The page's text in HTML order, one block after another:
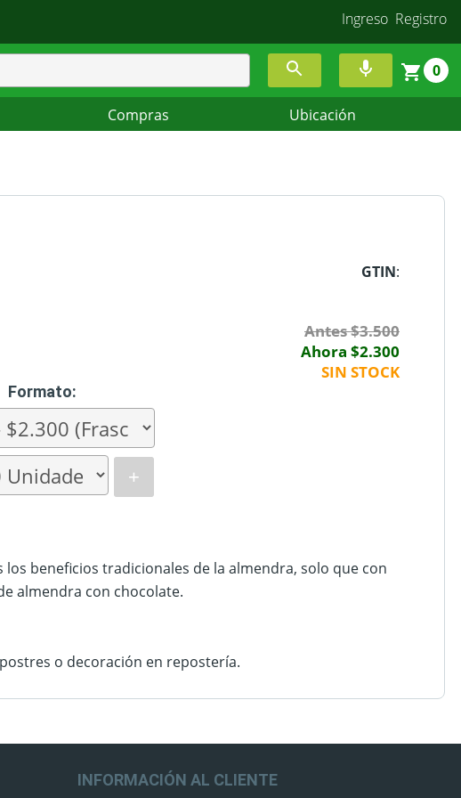
Ingreso Registro
0
Compras Ubicación
GTIN:
Antes $3.500
Ahora $2.300
SIN STOCK
Formato:
+
beneficios tradicionales de la almendra, solo que con
almendra con chocolate.
o decoración en repostería.
INFORMACIÓN AL CLIENTE